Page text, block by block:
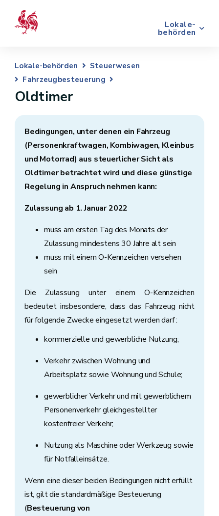
Lokale-
behörden
Lokale-behörden
Steuerwesen
Fahrzeugbesteuerung
Oldtimer
Bedingungen, unter denen ein Fahrzeug
(Personenkraftwagen, Kombiwagen, Kleinbus
und Motorrad) aus steuerlicher Sicht als
Oldtimer betrachtet wird und diese günstige
Regelung in Anspruch nehmen kann:
Zulassung ab 1. Januar 2022
muss am ersten Tag des Monats der
Zulassung mindestens 30 Jahre alt sein
muss mit einem O-Kennzeichen versehen
sein
Die Zulassung unter einem O-Kennzeichen
bedeutet insbesondere, dass das Fahrzeug nicht
für folgende Zwecke eingesetzt werden darf :
kommerzielle und gewerbliche Nutzung;
Verkehr zwischen Wohnung und
Arbeitsplatz sowie Wohnung und Schule;
gewerblicher Verkehr und mit gewerblichem
Personenverkehr gleichgestellter
kostenfreier Verkehr;
Nutzung als Maschine oder Werkzeug sowie
für Notfalleinsätze.
Wenn eine dieser beiden Bedingungen nicht erfüllt
ist, gilt die standardmäßige Besteuerung
(Besteuerung von